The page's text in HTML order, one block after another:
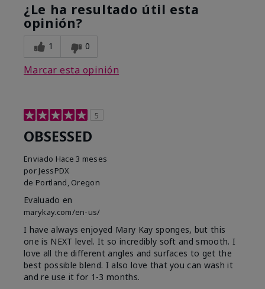
¿Le ha resultado útil esta
opinión?
1 0
Marcar esta opinión
5
OBSESSED
Enviado Hace 3 meses
por JessPDX
de Portland, Oregon
Evaluado en
marykay.com/en-us/
I have always enjoyed Mary Kay sponges, but this
one is NEXT level. It so incredibly soft and smooth. I
love all the different angles and surfaces to get the
best possible blend. I also love that you can wash it
and re use it for 1-3 months.